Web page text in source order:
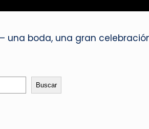
una boda, una gran
Buscar